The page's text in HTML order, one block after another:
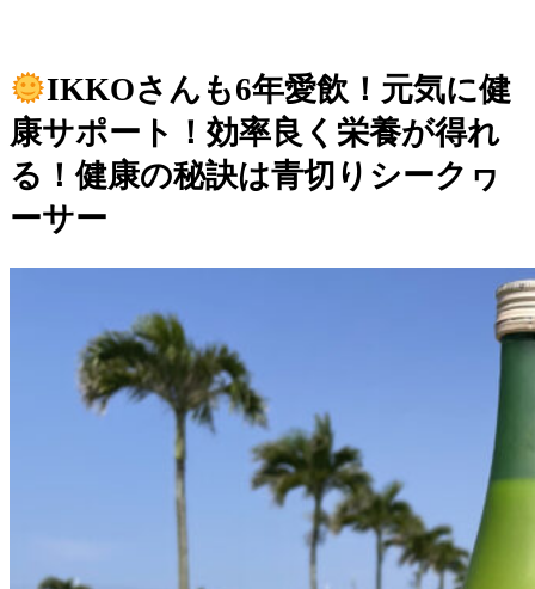
IKKOさんも6年愛飲！元気に健
康サポート！効率良く栄養が得れ
る！健康の秘訣は青切りシークヮ
ーサー